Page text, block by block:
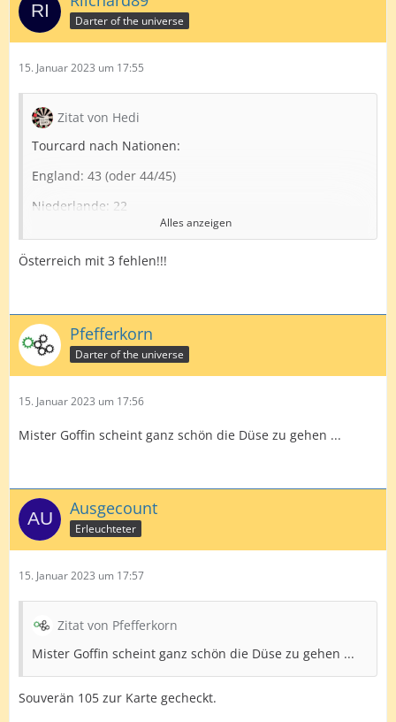
Darter of the universe
15. Januar 2023 um 17:55
Zitat von Hedi
Tourcard nach Nationen:
England: 43 (oder 44/45)
Niederlande: 22
Wales: 7 oder 8
Belgien: 7
Deutschland: 6
Nordirland: 6
Spanien: 2
Das müssten alle Nationen mit mehr als einer Tourcard
sein.
Alles anzeigen
Österreich mit 3 fehlen!!!
Pfefferkorn
Darter of the universe
15. Januar 2023 um 17:56
Mister Goffin scheint ganz schön die Düse zu gehen ...
Ausgecount
Erleuchteter
15. Januar 2023 um 17:57
Zitat von Pfefferkorn
Mister Goffin scheint ganz schön die Düse zu gehen ...
Souverän 105 zur Karte gecheckt.